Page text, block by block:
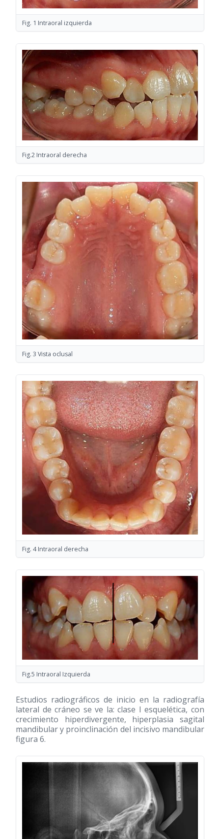
Fig. 1 Intraoral izquierda
Fig.2 Intraoral derecha
Fig. 3 Vista oclusal
Fig. 4 Intraoral derecha
Fig.5 Intraoral Izquierda
Estudios radiográficos de inicio en la radiografía
lateral de cráneo se ve la: clase I esquelética, con
crecimiento hiperdivergente, hiperplasia sagital
mandibular y proinclinación del incisivo mandibular
figura 6.